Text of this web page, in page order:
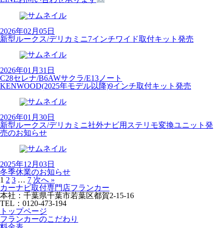
2026年02月05日
新型ルークス/デリカミニ7インチワイド取付キット発売
2026年01月31日
C28セレナ/B6AWサクラ/E13ノート
KENWOOD(2025年モデル以降)9インチ取付キット発売
2026年01月30日
新型ルークス/デリカミニ社外ナビ用ステリモ変換ユニット発
売のお知らせ
2025年12月03日
冬季休業のお知らせ
1 2 3 … 7 次へ »
カーナビ取付専⾨店フランカー
本社：千葉県千葉市若葉区都賀2-15-16
TEL：0120-473-194
トップページ
フランカーのこだわり